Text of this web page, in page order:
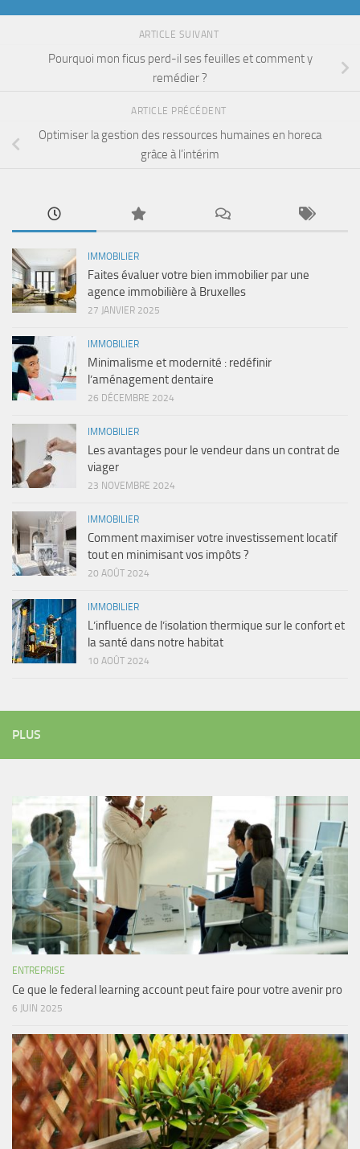
ARTICLE SUIVANT
Pourquoi mon ficus perd-il ses feuilles et comment y
remédier ?
ARTICLE PRÉCÉDENT
Optimiser la gestion des ressources humaines en horeca
grâce à l’intérim
IMMOBILIER
Faites évaluer votre bien immobilier par une
agence immobilière à Bruxelles
27 JANVIER 2025
IMMOBILIER
Minimalisme et modernité : redéfinir
l’aménagement dentaire
26 DÉCEMBRE 2024
IMMOBILIER
Les avantages pour le vendeur dans un contrat de
viager
23 NOVEMBRE 2024
IMMOBILIER
Comment maximiser votre investissement locatif
tout en minimisant vos impôts ?
20 AOÛT 2024
IMMOBILIER
L’influence de l’isolation thermique sur le confort et
la santé dans notre habitat
10 AOÛT 2024
PLUS
ENTREPRISE
Ce que le federal learning account peut faire pour votre avenir pro
6 JUIN 2025